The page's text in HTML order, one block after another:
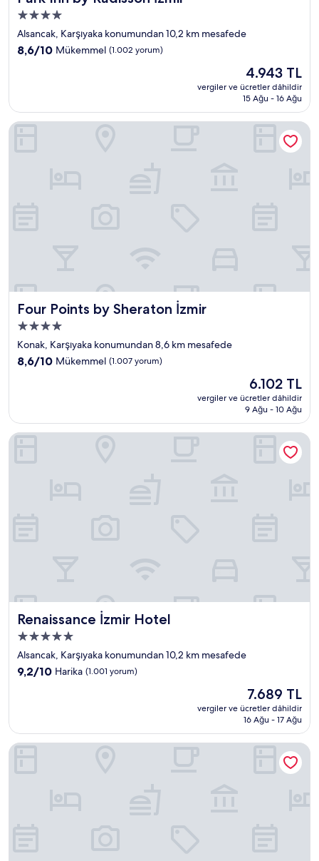
4.0
yıldızlı
konaklama
Alsancak, Karşıyaka konumundan 10,2 km mesafede
10
yorum)
8,6/10 Mükemmel (1.002 yorum)
Güncel
fiyat:
4.943 TL
4.943 TL
vergiler ve ücretler dâhildir
15 Ağu - 16 Ağu
Four Points by Sheraton İzmir
Four Points by Sheraton İzmir
4.0
yıldızlı
konaklama
yeri
Konak, Karşıyaka konumundan 8,6 km mesafede
10
yorum)
8,6/10 Mükemmel (1.007 yorum)
Güncel
fiyat:
6.102 TL
6.102 TL
vergiler ve ücretler dâhildir
9 Ağu - 10 Ağu
Four Points by Sheraton İzmir
Renaissance İzmir Hotel
Renaissance İzmir Hotel
5.0
yıldızlı
konaklama
Alsancak, Karşıyaka konumundan 10,2 km mesafede
10
yorum)
9,2/10 Harika (1.001 yorum)
Güncel
fiyat:
7.689 TL
7.689 TL
vergiler ve ücretler dâhildir
16 Ağu - 17 Ağu
Renaissance İzmir Hotel
Mövenpick Hotel İzmir